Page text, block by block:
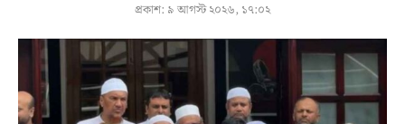
প্রকাশ: ৯ আগস্ট ২০২৬, ১৭:০২